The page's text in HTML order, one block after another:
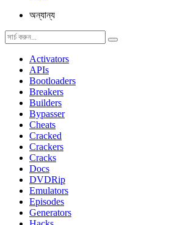
অন্যান্য
Activators
APIs
Bootloaders
Breakers
Builders
Bypasser
Cheats
Cracked
Crackers
Cracks
Docs
DVDRip
Emulators
Episodes
Generators